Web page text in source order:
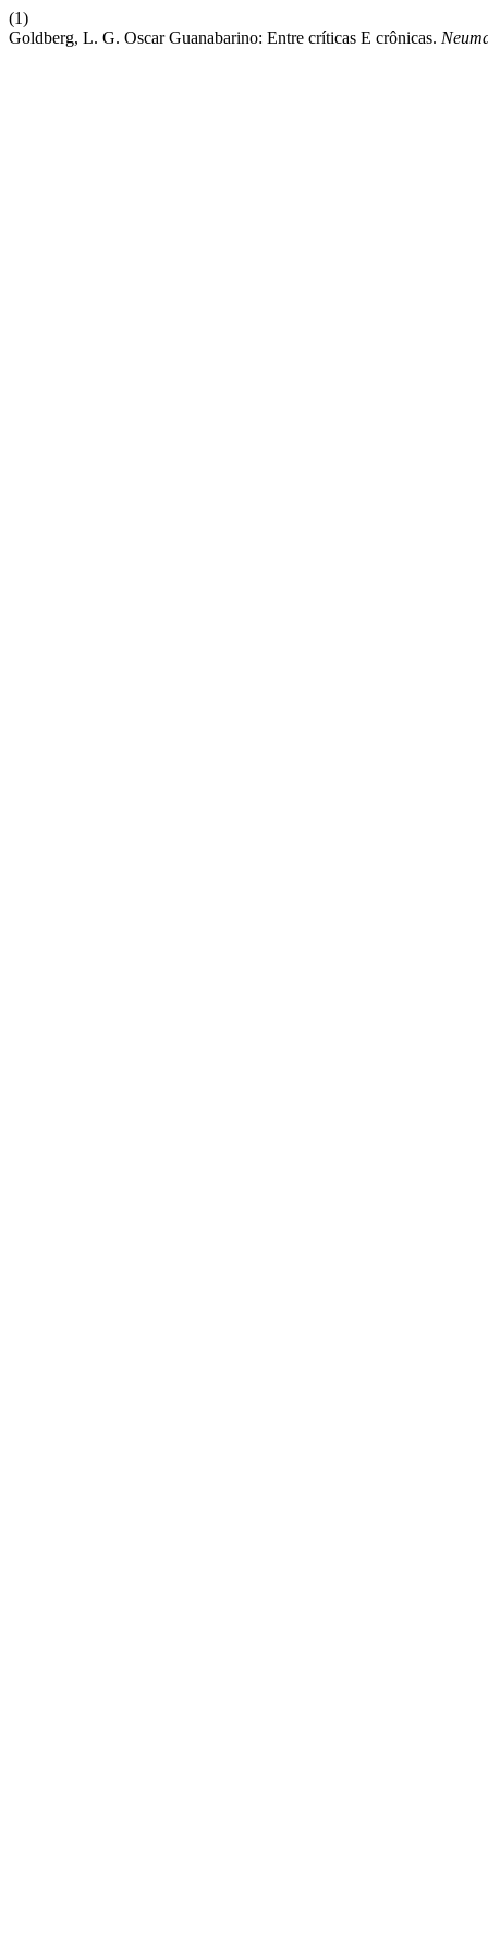
(1)
Goldberg, L. G. Oscar Guanabarino: Entre críticas E crônicas.